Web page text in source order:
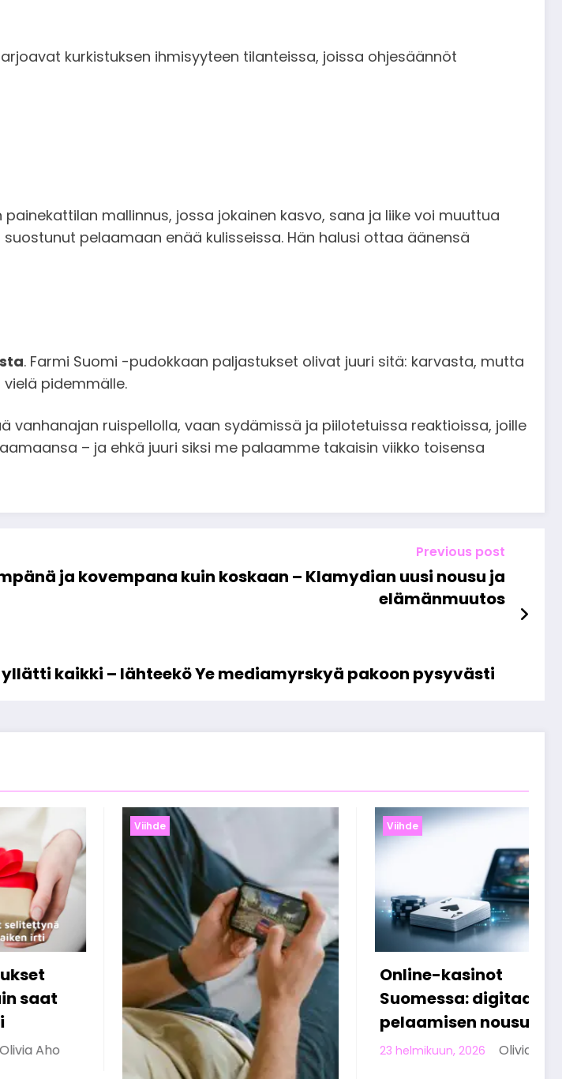
kurkistuksen ihmisyyteen tilanteissa, joissa ohjesäännöt
mallinnus, jossa jokainen kasvo, sana ja liike voi muuttua
pelaamaan enää kulisseissa. Hän halusi ottaa äänensä
. Farmi Suomi -pudokkaan paljastukset olivat juuri sitä: karvasta, mutta
pidemmälle.
vanhanajan ruispellolla, vaan sydämissä ja piilotetuissa reaktioissa, joille
– ja ehkä juuri siksi me palaamme takaisin viikko toisensa
Previous post
ja kovempana kuin koskaan – Klamydian uusi nousu ja
elämänmuutos
kaikki – lähteekö Ye mediamyrskyä pakoon pysyvästi
Viihde
Online-kasinot
Suomessa: digitaalisen
pelaamisen nousu
23 helmikuun, 2026 Olivia Aho
Viihde
Miten suomalaiset
viettävät vapaa-
verkossa työpäivän
jälkeen